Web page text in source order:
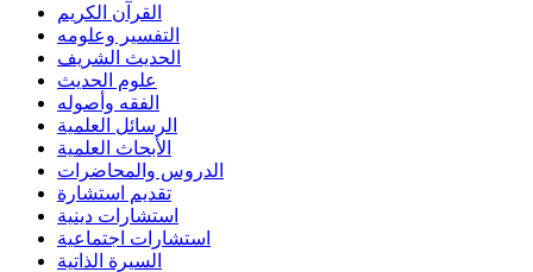
القرآن الكريم
التفسير وعلومه
الحديث الشريف
علوم الحديث
الفقه وأصوله
الرسائل العلمية
الأبحاث العلمية
الدروس والمحاضرات
تقديم استشارة
استشارات دينية
استشارات اجتماعية
السيرة الذاتية